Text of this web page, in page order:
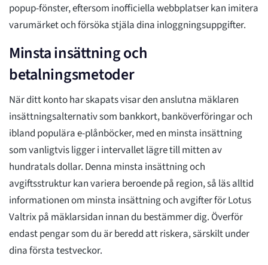
popup-fönster, eftersom inofficiella webbplatser kan imitera
varumärket och försöka stjäla dina inloggningsuppgifter.
Minsta insättning och
betalningsmetoder
När ditt konto har skapats visar den anslutna mäklaren
insättningsalternativ som bankkort, banköverföringar och
ibland populära e-plånböcker, med en minsta insättning
som vanligtvis ligger i intervallet lägre till mitten av
hundratals dollar. Denna minsta insättning och
avgiftsstruktur kan variera beroende på region, så läs alltid
informationen om minsta insättning och avgifter för Lotus
Valtrix på mäklarsidan innan du bestämmer dig. Överför
endast pengar som du är beredd att riskera, särskilt under
dina första testveckor.